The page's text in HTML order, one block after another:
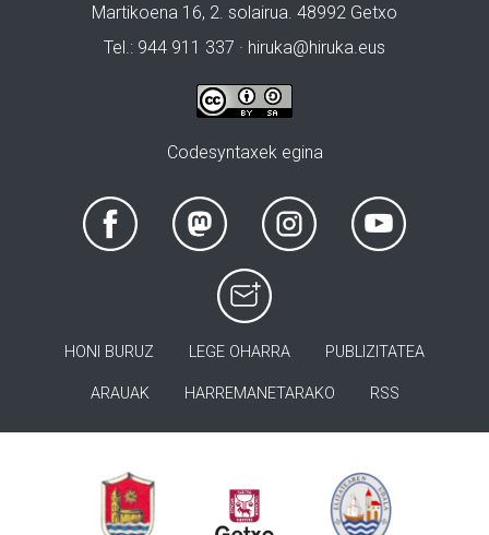
Martikoena 16, 2. solairua. 48992 Getxo
Tel.: 944 911 337 · hiruka@hiruka.eus
Codesyntaxek egina
HONI BURUZ LEGE OHARRA PUBLIZITATEA
ARAUAK HARREMANETARAKO RSS